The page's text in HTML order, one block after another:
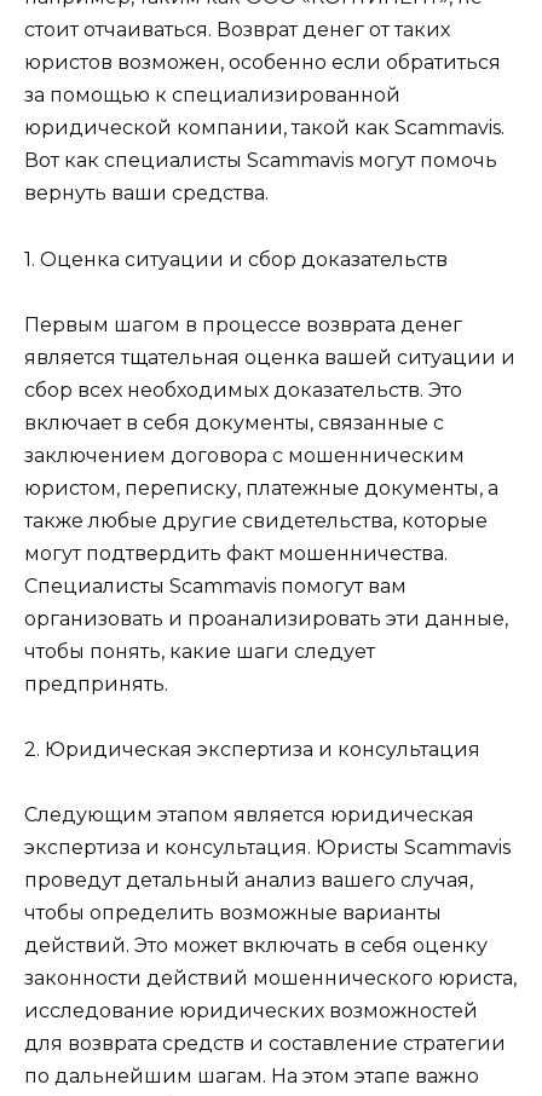
стоит отчаиваться. Возврат денег от таких
юристов возможен, особенно если обратиться
за помощью к специализированной
юридической компании, такой как Scammavis.
Вот как специалисты Scammavis могут помочь
вернуть ваши средства.
1. Оценка ситуации и сбор доказательств
Первым шагом в процессе возврата денег
является тщательная оценка вашей ситуации и
сбор всех необходимых доказательств. Это
включает в себя документы, связанные с
заключением договора с мошенническим
юристом, переписку, платежные документы, а
также любые другие свидетельства, которые
могут подтвердить факт мошенничества.
Специалисты Scammavis помогут вам
организовать и проанализировать эти данные,
чтобы понять, какие шаги следует
предпринять.
2. Юридическая экспертиза и консультация
Следующим этапом является юридическая
экспертиза и консультация. Юристы Scammavis
проведут детальный анализ вашего случая,
чтобы определить возможные варианты
действий. Это может включать в себя оценку
законности действий мошеннического юриста,
исследование юридических возможностей
для возврата средств и составление стратегии
по дальнейшим шагам. На этом этапе важно